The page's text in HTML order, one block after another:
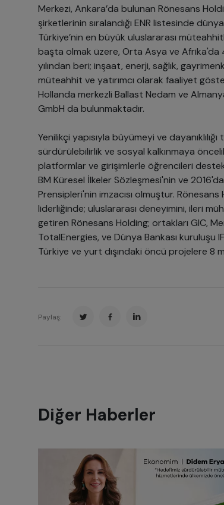
Merkezi, Ankara’da bulunan Rönesans
şirketlerinin sıralandığı ENR listesinde
Türkiye’nin en büyük uluslararası
başta olmak üzere, Orta Asya ve
yılından beri; inşaat, enerji, sağlık,
müteahhit ve yatırımcı olarak faaliyet
Hollanda merkezli Ballast Nedam ve
GmbH da bulunmaktadır.
Yenilikçi yapısıyla büyümeyi ve
sürdürülebilirlik ve sosyal kalkınmaya
platformlar ve girişimlerle öğrencileri
BM Küresel İlkeler Sözleşmesi'nin ve
Prensipleri'nin imzacısı olmuştur. Rönesans
liderliğinde; uluslararası deneyimini, ileri
getiren Rönesans Holding; ortakları GIC,
TotalEnergies, ve Dünya Bankası kuruluşu
Türkiye ve yurt dışındaki öncü projelere 8
Paylaş:
Diğer Haberler